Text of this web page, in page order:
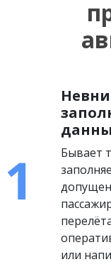
Бывает
или